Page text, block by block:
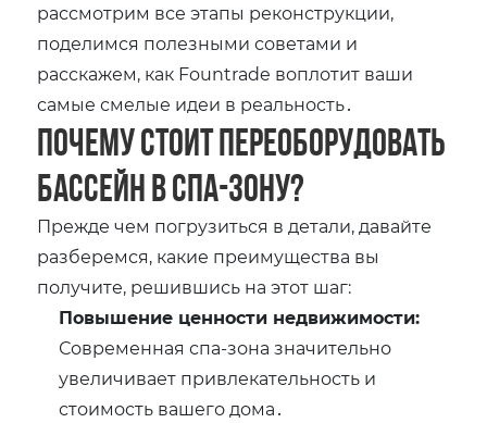
рассмотрим все этапы реконструкции,
поделимся полезными советами и
расскажем, как Fountrade воплотит ваши
самые смелые идеи в реальность․
Почему стоит переоборудовать
бассейн в спа-зону?
Прежде чем погрузиться в детали, давайте
разберемся, какие преимущества вы
получите, решившись на этот шаг:
Повышение ценности недвижимости:
Современная спа-зона значительно
увеличивает привлекательность и
стоимость вашего дома․